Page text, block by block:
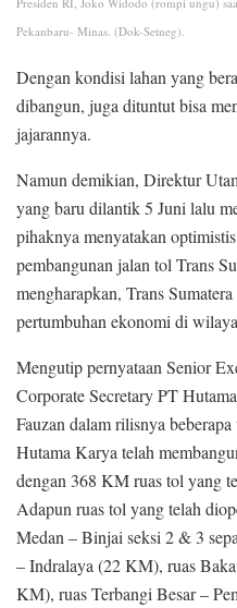
Pekanbaru- Minas. (Dok-Setneg).
Dengan kondisi lahan yang
dibangun, juga dituntut bisa
jajarannya.
Namun demikian, Direktur
yang baru dilantik 5 Juni lalu
pihaknya menyatakan
pembangunan jalan tol Trans
mengharapkan, Trans
pertumbuhan ekonomi di
Mengutip pernyataan Senior
Corporate Secretary PT
Fauzan dalam rilisnya
Hutama Karya telah
dengan 368 KM ruas tol yang
Adapun ruas tol yang telah
Medan – Binjai seksi 2 & 3
– Indralaya (22 KM), ruas
KM), ruas Terbangi Besar –